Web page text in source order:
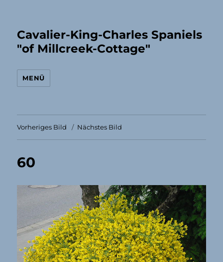
Cavalier-King-Charles Spaniels
"of Millcreek-Cottage"
MENÜ
Vorheriges Bild Nächstes Bild
60